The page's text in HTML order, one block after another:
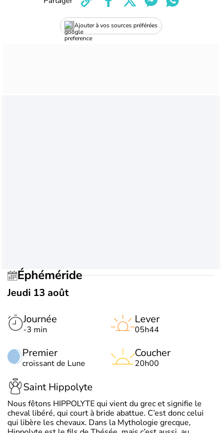
Ajouter à vos sources préférées
Éphéméride
Jeudi 13 août
Journée
-3 min
Premier
croissant de Lune
Lever
05h44
Coucher
20h00
Saint Hippolyte
Nous fêtons HIPPOLYTE qui vient du grec et signifie le
cheval libéré, qui court à bride abattue. C’est donc celui
qui libère les chevaux. Dans la Mythologie grecque,